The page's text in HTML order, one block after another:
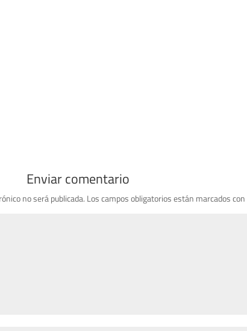
Enviar comentario
no será publicada. Los campos obligatorios están marcados con